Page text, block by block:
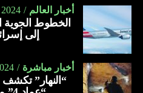
الخطوط الجوية
إلى
“النهار”
“عماد 4” مأخوذة من أوكرانيا….